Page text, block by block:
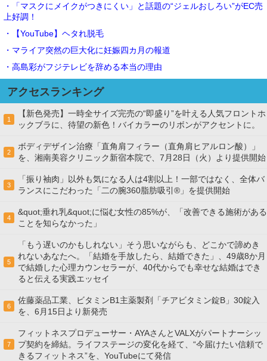
・「マスクにメイクがつきにくい」と話題の“ジェルおしろい”がEC売
上好調！
・【YouTube】ヘタれ脱毛
・マライア突然の巨大化に妊娠四カ月の報道
・高島彩がフジテレビを辞める本当の理由
アクセスランキング
1
【新色発売】一時全サイズ完売の“即盛り”を叶える人気フロントホ
ックブラに、待望の新色！バイカラーのリボンがアクセントに。
2
ボディデザイン治療「直角肩フィラー（直角肩ヒアルロン酸）」
を、湘南美容クリニック新宿本院で、7月28日（火）より提供開始
3
「振り袖肉」以外も気になる人は4割以上！一部ではなく、全体バ
ランスにこだわった「二の腕360脂肪吸引®」を提供開始
4
&quot;垂れ乳&quot;に悩む女性の85%が、「改善できる施術がある
ことを知らなかった」
5
「もう遅いのかもしれない」そう思いながらも、どこかで諦めき
れないあなたへ。「結婚を手放したら、結婚できた」、49歳8か月
で結婚した心理カウンセラーが、40代からでも幸せな結婚はでき
ると伝える実践エッセイ
6
佐藤薬品工業、ビタミンB1主薬製剤「チアビタミン錠B」30錠入
を、6月15日より新発売
7
フィットネスプロデューサー・AYAさんとVALXがパートナーシッ
プ契約を締結。ライフステージの変化を経て、“今届けたい信頼で
きるフィットネス”を、YouTubeにて発信